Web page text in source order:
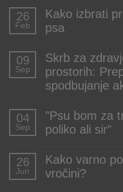
26
Feb
Kako izbrati
psa
komentarjev
na
Kako
izbrati
pravo
za
vašega
psa
09
Sep
Skrb za
prostorih:
spodbujanje
komentarjev
na
Skrb
za
mačke
zaprtih
04
Sep
”Psu bom za
poliko ali sir”
komentarjev
na
”Psu
26
Jun
Kako varno
vročini?